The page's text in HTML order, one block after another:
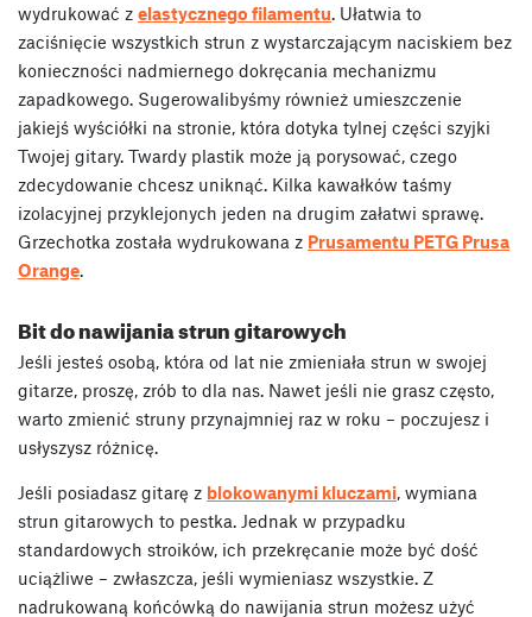
wydrukować z elastycznego filamentu. Ułatwia to
zaciśnięcie wszystkich strun z wystarczającym naciskiem bez
konieczności nadmiernego dokręcania mechanizmu
zapadkowego. Sugerowalibyśmy również umieszczenie
jakiejś wyściółki na stronie, która dotyka tylnej części szyjki
Twojej gitary. Twardy plastik może ją porysować, czego
zdecydowanie chcesz uniknąć. Kilka kawałków taśmy
izolacyjnej przyklejonych jeden na drugim załatwi sprawę.
Grzechotka została wydrukowana z Prusamentu PETG Prusa
Orange.
Bit do nawijania strun gitarowych
Jeśli jesteś osobą, która od lat nie zmieniała strun w swojej
gitarze, proszę, zrób to dla nas. Nawet jeśli nie grasz często,
warto zmienić struny przynajmniej raz w roku – poczujesz i
usłyszysz różnicę.
Jeśli posiadasz gitarę z blokowanymi kluczami, wymiana
strun gitarowych to pestka. Jednak w przypadku
standardowych stroików, ich przekręcanie może być dość
uciążliwe – zwłaszcza, jeśli wymieniasz wszystkie. Z
nadrukowaną końcówką do nawijania strun możesz użyć